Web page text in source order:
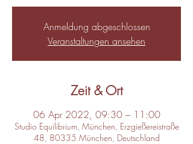
Anmeldung abgeschlossen
Veranstaltungen ansehen
Zeit & Ort
06 Apr 2022, 09:30 – 11:00
Studio Equilibrium, München, Erzgießereistraße
48, 80335 München, Deutschland